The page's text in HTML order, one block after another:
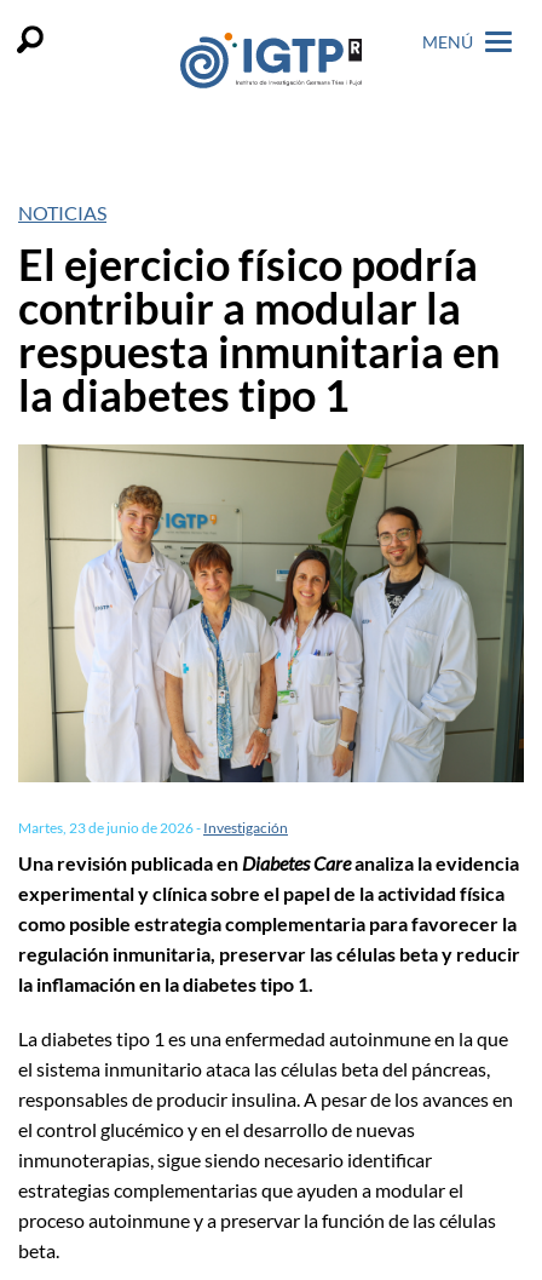
MENÚ
NOTICIAS
El ejercicio físico podría
contribuir a modular la
respuesta inmunitaria en
la diabetes tipo 1
Martes, 23 de junio de 2026- Investigación
Una revisión publicada en Diabetes Careanaliza la evidencia
experimental y clínica sobre el papel de la actividad física
como posible estrategia complementaria para favorecer la
regulación inmunitaria, preservar las células beta y reducir
la inflamación en la diabetes tipo 1.
La diabetes tipo 1 es una enfermedad autoinmune en la que
el sistema inmunitario ataca las células beta del páncreas,
responsables de producir insulina. A pesar de los avances en
el control glucémico y en el desarrollo de nuevas
inmunoterapias, sigue siendo necesario identificar
estrategias complementarias que ayuden a modular el
proceso autoinmune y a preservar la función de las células
beta.